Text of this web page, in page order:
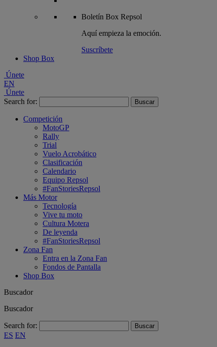
Boletín Box Repsol
Aquí empieza la emoción.
Suscríbete
Shop Box
Únete
EN
Únete
Search for:
Competición
MotoGP
Rally
Trial
Vuelo Acrobático
Clasificación
Calendario
Equipo Repsol
#FanStoriesRepsol
Más Motor
Tecnología
Vive tu moto
Cultura Motera
De leyenda
#FanStoriesRepsol
Zona Fan
Entra en la Zona Fan
Fondos de Pantalla
Shop Box
Buscador
Buscador
Search for:
ES EN